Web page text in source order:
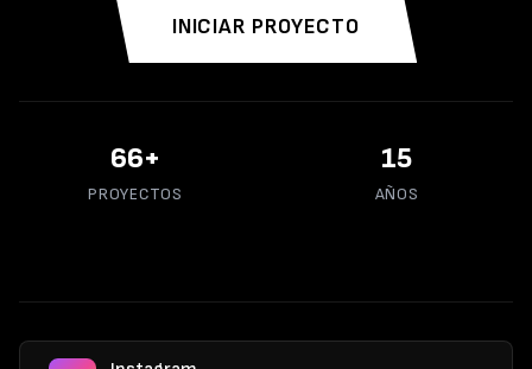
INICIAR PROYECTO
70+
PROYECTOS
15
AÑOS